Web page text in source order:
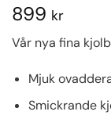
899 kr
Vår nya fina
Mjuk
Smickrande